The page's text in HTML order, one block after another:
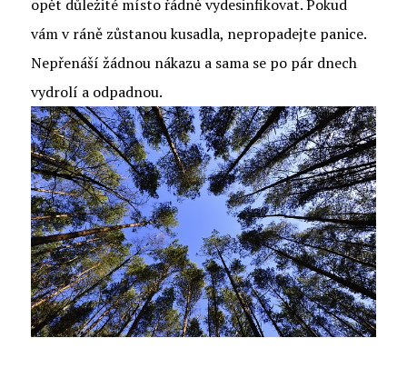
opět důležité místo řádně vydesinfikovat. Pokud
vám v ráně zůstanou kusadla, nepropadejte panice.
Nepřenáší žádnou nákazu a sama se po pár dnech
vydrolí a odpadnou.